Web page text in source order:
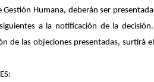
Gestión Humana, deberán ser
a la notificación de la
de las objeciones presentadas, surtirá